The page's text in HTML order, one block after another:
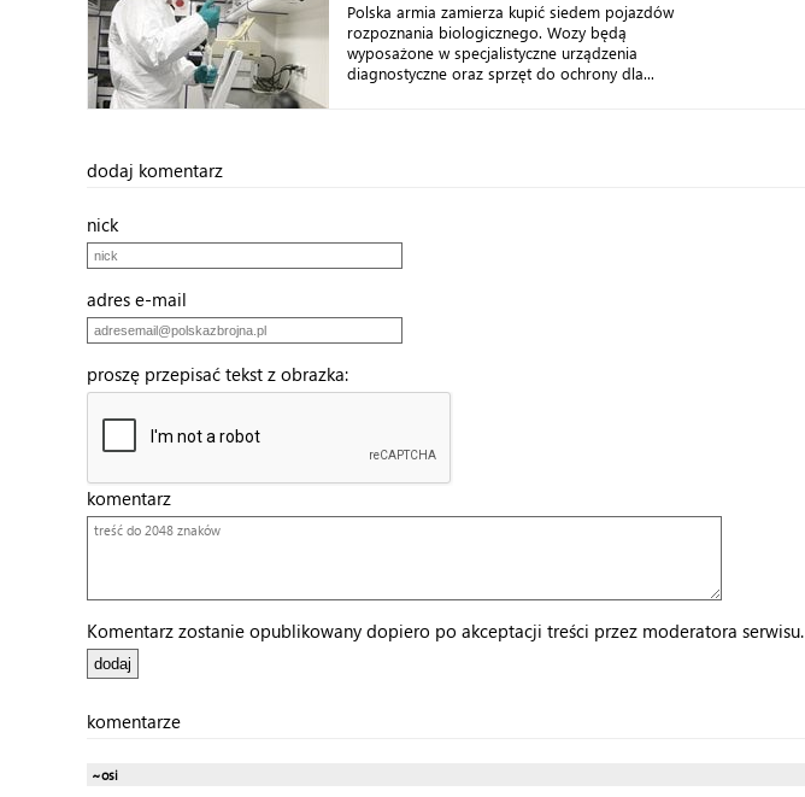
Polska armia zamierza kupić siedem pojazdów
rozpoznania biologicznego. Wozy będą
wyposażone w specjalistyczne urządzenia
diagnostyczne oraz sprzęt do ochrony dla...
dodaj komentarz
nick
adres e-mail
proszę przepisać tekst z obrazka:
komentarz
Komentarz zostanie opublikowany dopiero po akceptacji treści przez moderatora serwisu.
komentarze
~osi